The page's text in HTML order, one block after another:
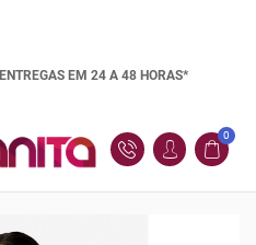
ENTREGAS EM 24 A 48 HORAS*
0